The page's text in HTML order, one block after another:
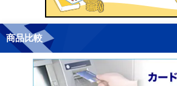
商品比較